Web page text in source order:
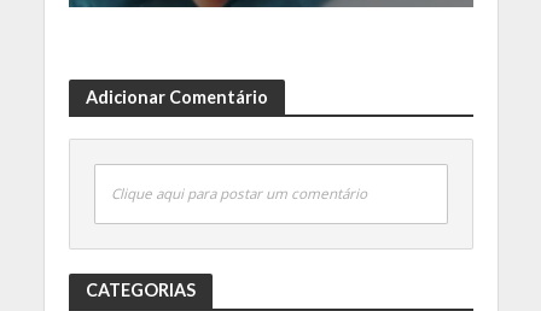
Adicionar Comentário
Clique aqui para postar um comentário
CATEGORIAS